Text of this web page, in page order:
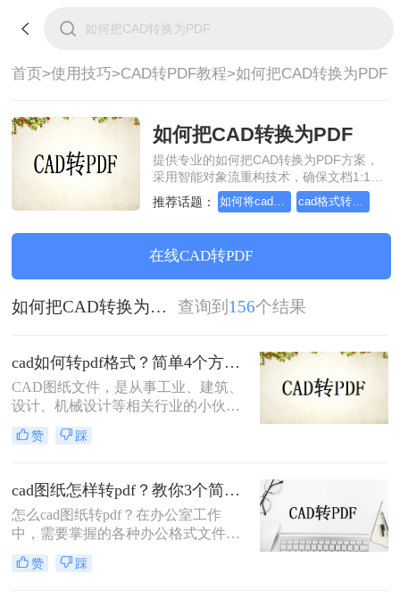
首页>使用技巧>CAD转PDF教程>如何把CAD转换为PDF
如何把CAD转换为PDF
提供专业的如何把CAD转换为PDF方案，
采用智能对象流重构技术，确保文档1:1高
保真还原且排版不乱码。支持一键批量处
理，全链路 SSL 加密保障隐私安全。助您
装，高效办公。
推荐话题： 如何将cad转成pdf格式，分享一种简单的方法 cad格式转pdf格式，方法超级简单
在线CAD转PDF
如何把CAD转换为PDF 查询到 156个结果
cad如何转pdf格式？简单4个方法分享~
CAD图纸文件，是从事工业、建筑、
设计、机械设计等相关行业的小伙
伴，经常接触的。而PDF则是一种跨
平台文档格式，支持在不同的平台和
赞 踩
cad图纸怎样转pdf？教你3个简单又实用的方法~
怎么cad图纸转pdf？在办公室工作
中，需要掌握的各种办公格式文件的
处理操作实在是多种多样，内容涵盖
了多种文档格式，最常见的有word文
赞 踩